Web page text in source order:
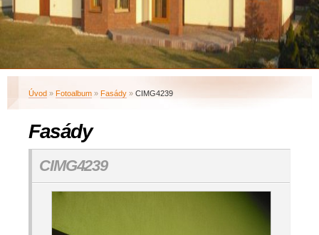
Úvod » Fotoalbum » Fasády » CIMG4239
Fasády
CIMG4239